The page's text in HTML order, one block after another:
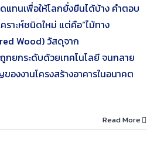
ดแทนเพื่อให้โลกยั่งยืนได้บ้าง คำตอบ
ราะห์ชนิดใหม่ แต่คือ“ไม้ทาง
Wood) วัสดุจาก
กยกระดับด้วยเทคโนโลยี จนกลาย
องงานโครงสร้างอาคารในอนาคต
Read More